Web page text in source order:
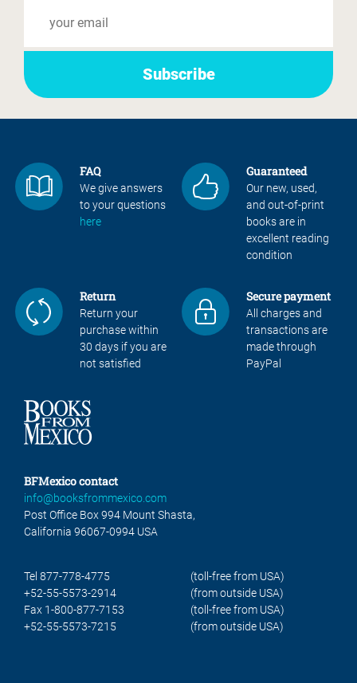
FAQ
We give answers
to your questions
here
Guaranteed
Our new, used,
and out-of-print
books are in
excellent reading
condition
Return
Return your
purchase within
30 days if you are
not satisfied
Secure payment
All charges and
transactions are
made through
PayPal
BFMexico contact
info@booksfrommexico.com
Post Office Box 994 Mount Shasta,
California 96067-0994 USA
Tel 877-778-4775
(toll-free from USA)
+52-55-5573-2914
(from outside USA)
Fax 1-800-877-7153
(toll-free from USA)
+52-55-5573-7215
(from outside USA)